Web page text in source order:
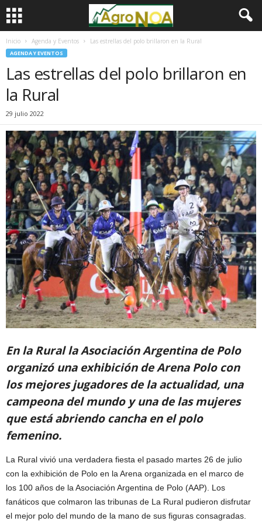
Inicio Agenda y Eventos Las estrellas del polo brillaron en la Rural
AGENDA Y EVENTOS
Las estrellas del polo brillaron en
la Rural
29 julio 2022
En la Rural la Asociación Argentina de Polo
organizó una exhibición de Arena Polo con
los mejores jugadores de la actualidad, una
campeona del mundo y una de las mujeres
que está abriendo cancha en el polo
femenino.
La Rural vivió una verdadera fiesta el pasado martes 26 de julio
con la exhibición de Polo en la Arena organizada en el marco de
los 100 años de la Asociación Argentina de Polo (AAP). Los
fanáticos que colmaron las tribunas de La Rural pudieron disfrutar
el mejor polo del mundo de la mano de sus figuras consagradas.